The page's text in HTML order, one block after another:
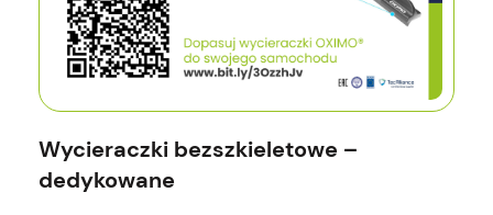
Wycieraczki bezszkieletowe –
dedykowane